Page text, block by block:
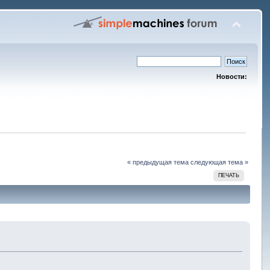
Новости:
« предыдущая тема следующая тема »
ПЕЧАТЬ